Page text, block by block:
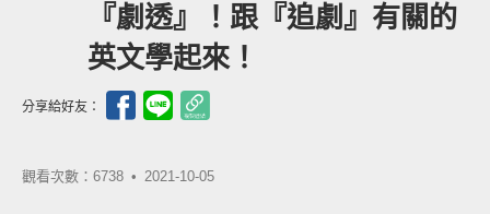
『劇透』！跟『追劇』有關的
英文學起來！
分享給好友：
觀看次數：6738 • 2021-10-05